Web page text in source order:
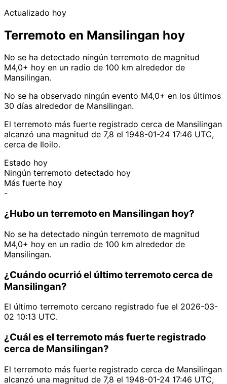
Actualizado hoy
Terremoto en Mansilingan hoy
No se ha detectado ningún terremoto de magnitud
M4,0+ hoy en un radio de 100 km alrededor de
Mansilingan.
No se ha observado ningún evento M4,0+ en los últimos
30 días alrededor de Mansilingan.
El terremoto más fuerte registrado cerca de Mansilingan
alcanzó una magnitud de 7,8 el 1948-01-24 17:46 UTC,
cerca de Iloilo.
Estado hoy
Ningún terremoto detectado hoy
Más fuerte hoy
-
¿Hubo un terremoto en Mansilingan hoy?
No se ha detectado ningún terremoto de magnitud
M4,0+ hoy en un radio de 100 km alrededor de
Mansilingan.
¿Cuándo ocurrió el último terremoto cerca de
Mansilingan?
El último terremoto cercano registrado fue el 2026-03-
02 10:13 UTC.
¿Cuál es el terremoto más fuerte registrado
cerca de Mansilingan?
El terremoto más fuerte registrado cerca de Mansilingan
alcanzó una magnitud de 7,8 el 1948-01-24 17:46 UTC,